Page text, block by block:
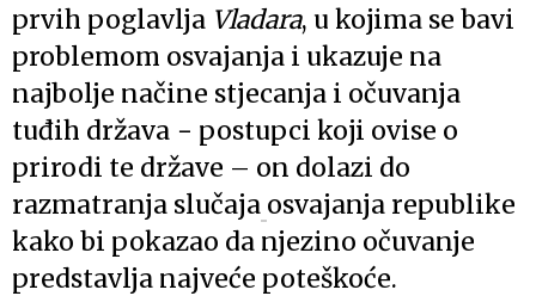
prvih poglavlja Vladara, u kojima se bavi
problemom osvajanja i ukazuje na
najbolje načine stjecanja i očuvanja
tuđih država − postupci koji ovise o
prirodi te države – on dolazi do
razmatranja slučaja osvajanja republike
kako bi pokazao da njezino očuvanje
predstavlja najveće poteškoće.